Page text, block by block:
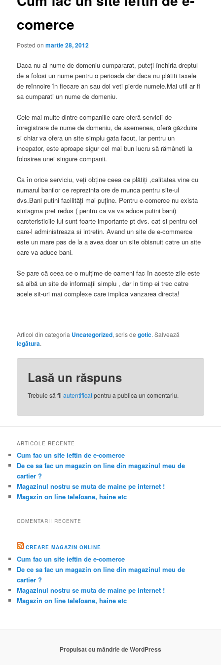
comerce
Posted onmartie 28, 2012
Daca nu ai nume de domeniu cumpararat, puteţi închiria dreptul
de a folosi un nume pentru o perioada dar daca nu plătiti taxele
de reînnoire în fiecare an sau doi veti pierde numele.Mai util ar fi
sa cumparati un nume de domeniu.
Cele mai multe dintre companiile care oferă servicii de
înregistrare de nume de domeniu, de asemenea, oferă găzduire
si chiar va ofera un site simplu gata facut, iar pentru un
incepator, este aproape sigur cel mai bun lucru să rămâneti la
folosirea unei singure companii.
Ca în orice serviciu, veţi obţine ceea ce plătiţi ,calitatea vine cu
numarul banilor ce reprezinta ore de munca pentru site-ul
dvs.Bani putini facilităţi mai puţine. Pentru e-comerce nu exista
sintagma pret redus ( pentru ca va va aduce putini bani)
carcteristicile lui sunt foarte importante pt dvs. cat si pentru cei
care-l administreaza si intretin. Avand un site de e-commerce
este un mare pas de la a avea doar un site obisnuit catre un site
care va aduce bani.
Se pare că ceea ce o mulţime de oameni fac în aceste zile este
să aibă un site de informaţii simplu , dar in timp ei trec catre
acele sit-uri mai complexe care implica vanzarea directa!
Articol din categoria Uncategorized, scris degotic. Salvează
legătura.
Lasă un răspuns
Trebuie să fiiautentificatpentru a publica un comentariu.
ARTICOLE RECENTE
Cum fac un site ieftin de e-comerce
De ce sa fac un magazin on line din magazinul meu de
cartier ?
Magazinul nostru se muta de maine pe internet !
Magazin on line telefoane, haine etc
COMENTARII RECENTE
CREARE MAGAZIN ONLINE
Cum fac un site ieftin de e-comerce
De ce sa fac un magazin on line din magazinul meu de
cartier ?
Magazinul nostru se muta de maine pe internet !
Magazin on line telefoane, haine etc
Propulsat cu mândrie de WordPress